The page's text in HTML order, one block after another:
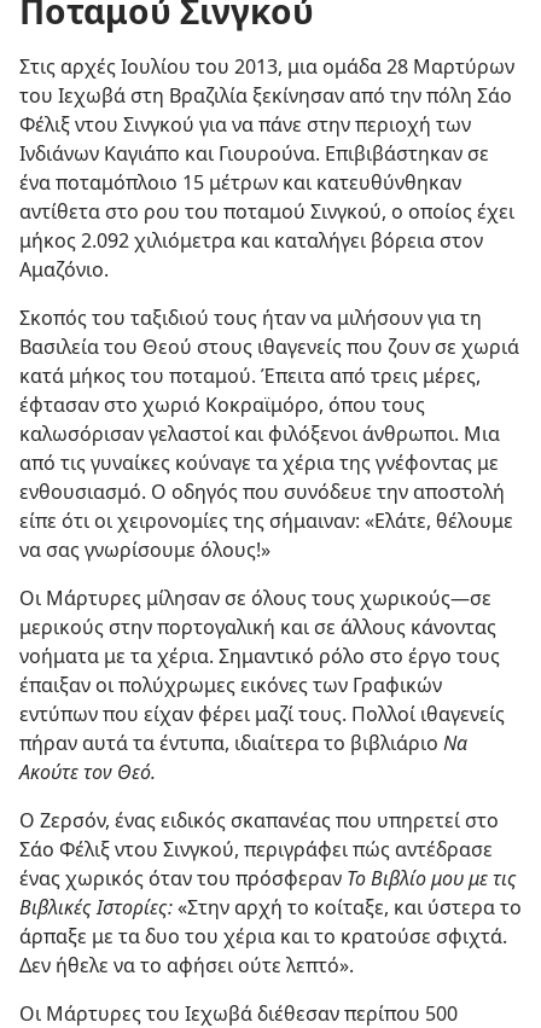
Ποταμού Σινγκού
Στις αρχές Ιουλίου του 2013, μια ομάδα 28 Μαρτύρων
του Ιεχωβά στη Βραζιλία ξεκίνησαν από την πόλη Σάο
Φέλιξ ντου Σινγκού για να πάνε στην περιοχή των
Ινδιάνων Καγιάπο και Γιουρούνα. Επιβιβάστηκαν σε
ένα ποταμόπλοιο 15 μέτρων και κατευθύνθηκαν
αντίθετα στο ρου του ποταμού Σινγκού, ο οποίος έχει
μήκος 2.092 χιλιόμετρα και καταλήγει βόρεια στον
Αμαζόνιο.
Σκοπός του ταξιδιού τους ήταν να μιλήσουν για τη
Βασιλεία του Θεού στους ιθαγενείς που ζουν σε χωριά
κατά μήκος του ποταμού. Έπειτα από τρεις μέρες,
έφτασαν στο χωριό Κοκραϊμόρο, όπου τους
καλωσόρισαν γελαστοί και φιλόξενοι άνθρωποι. Μια
από τις γυναίκες κούναγε τα χέρια της γνέφοντας με
ενθουσιασμό. Ο οδηγός που συνόδευε την αποστολή
είπε ότι οι χειρονομίες της σήμαιναν: «Ελάτε, θέλουμε
να σας γνωρίσουμε όλους!»
Οι Μάρτυρες μίλησαν σε όλους τους χωρικούς—σε
μερικούς στην πορτογαλική και σε άλλους κάνοντας
νοήματα με τα χέρια. Σημαντικό ρόλο στο έργο τους
έπαιξαν οι πολύχρωμες εικόνες των Γραφικών
εντύπων που είχαν φέρει μαζί τους. Πολλοί ιθαγενείς
πήραν αυτά τα έντυπα, ιδιαίτερα το βιβλιάριο Να
Ακούτε τον Θεό.
Ο Ζερσόν, ένας ειδικός σκαπανέας που υπηρετεί στο
Σάο Φέλιξ ντου Σινγκού, περιγράφει πώς αντέδρασε
ένας χωρικός όταν του πρόσφεραν Το Βιβλίο μου με τις
Βιβλικές Ιστορίες:«Στην αρχή το κοίταξε, και ύστερα το
άρπαξε με τα δυο του χέρια και το κρατούσε σφιχτά.
Δεν ήθελε να το αφήσει ούτε λεπτό».
Οι Μάρτυρες του Ιεχωβά διέθεσαν περίπου 500